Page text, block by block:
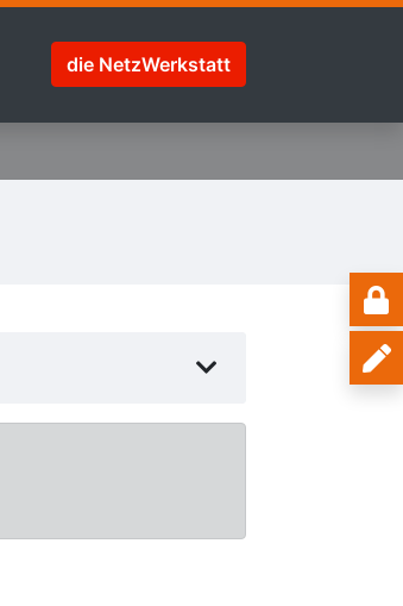
die NetzWerkstatt